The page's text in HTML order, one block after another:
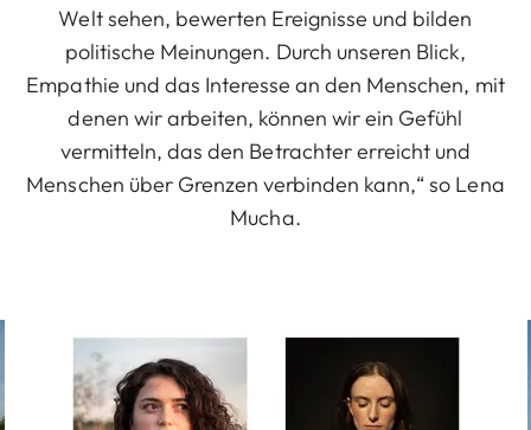
Welt sehen, bewerten Ereignisse und bilden
politische Meinungen. Durch unseren Blick,
Empathie und das Interesse an den Menschen, mit
denen wir arbeiten, können wir ein Gefühl
vermitteln, das den Betrachter erreicht und
Menschen über Grenzen verbinden kann,“ so Lena
Mucha.